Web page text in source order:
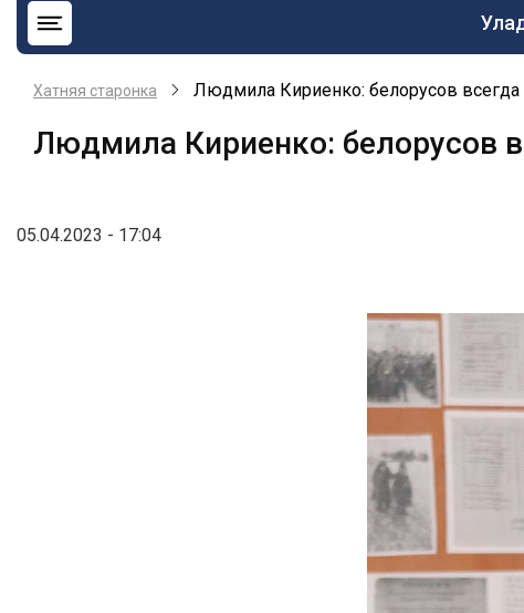
Хатняя старонка Людмила Кириенко: белорусов всегда
Людмила Кириенко: белорусов
05.04.2023 - 17:04